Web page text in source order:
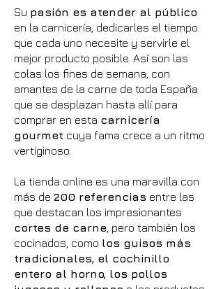
Su pasión es atender al público
en la carnicería, dedicarles el tiempo
que cada uno necesite y servirle el
mejor producto posible. Así son las
colas los fines de semana, con
amantes de la carne de toda España
que se desplazan hasta allí para
comprar en esta carnicería
gourmet cuya fama crece a un ritmo
vertiginoso.
La tienda online es una maravilla con
más de 200 referencias entre las
que destacan los impresionantes
cortes de carne , pero también los
cocinados, como los guisos más
tradicionales, el cochinillo
entero al horno, los pollos